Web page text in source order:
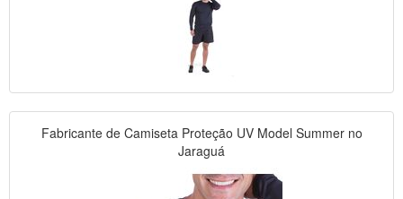
Fabricante de Camiseta Proteção UV Model Summer no
Jaraguá